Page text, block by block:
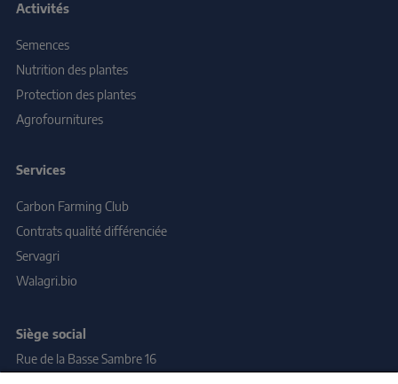
Activités
Semences
Nutrition des plantes
Protection des plantes
Agrofournitures
Services
Carbon Farming Club
Contrats qualité différenciée
Servagri
Walagri.bio
Siège social
Rue de la Basse Sambre 16